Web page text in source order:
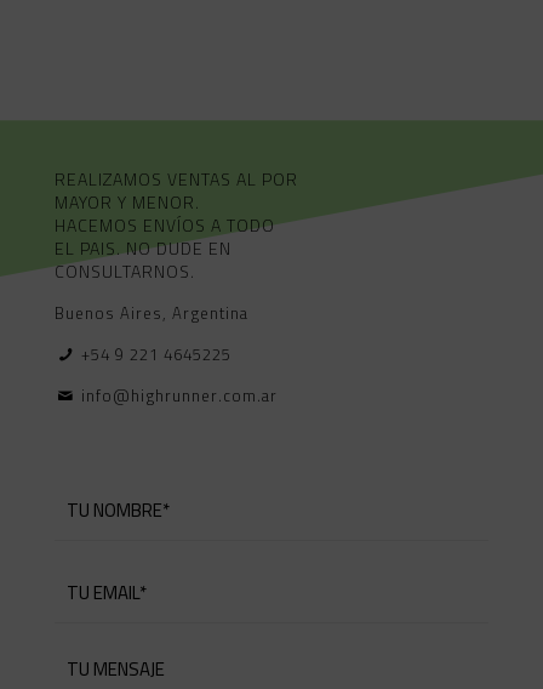
REALIZAMOS VENTAS AL POR
MAYOR Y MENOR.
HACEMOS ENVÍOS A TODO
EL PAIS. NO DUDE EN
CONSULTARNOS.
Buenos Aires, Argentina
+54 9 221 4645225
info@highrunner.com.ar